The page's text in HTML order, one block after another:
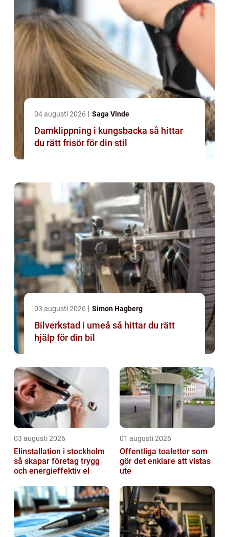
04 augusti 2026 Saga Vinde
Damklippning i kungsbacka så hittar
du rätt frisör för din stil
03 augusti 2026 Simon Hagberg
Bilverkstad i umeå så hittar du rätt
hjälp för din bil
03 augusti 2026
Elinstallation i stockholm
så skapar företag trygg
och energieffektiv el
01 augusti 2026
Offentliga toaletter som
gör det enklare att vistas
ute